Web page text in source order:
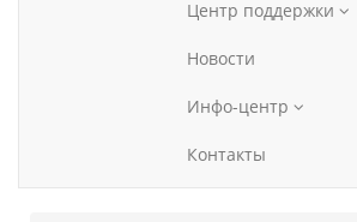
Центр поддержки
Новости
Инфо-центр
Контакты